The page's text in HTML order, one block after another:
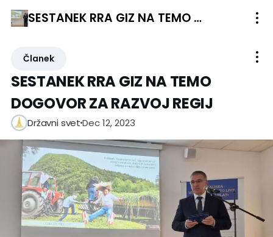
SESTANEK RRA GIZ NA TEMO DOGOVOR ZA RAZVOJ REGIJ
Članek
SESTANEK RRA GIZ NA TEMO
DOGOVOR ZA RAZVOJ REGIJ
Državni svetDec 12, 2023